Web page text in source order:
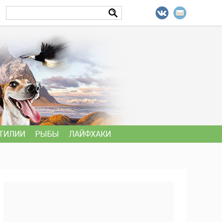
РЫБЫ ЛАЙФХАКИ